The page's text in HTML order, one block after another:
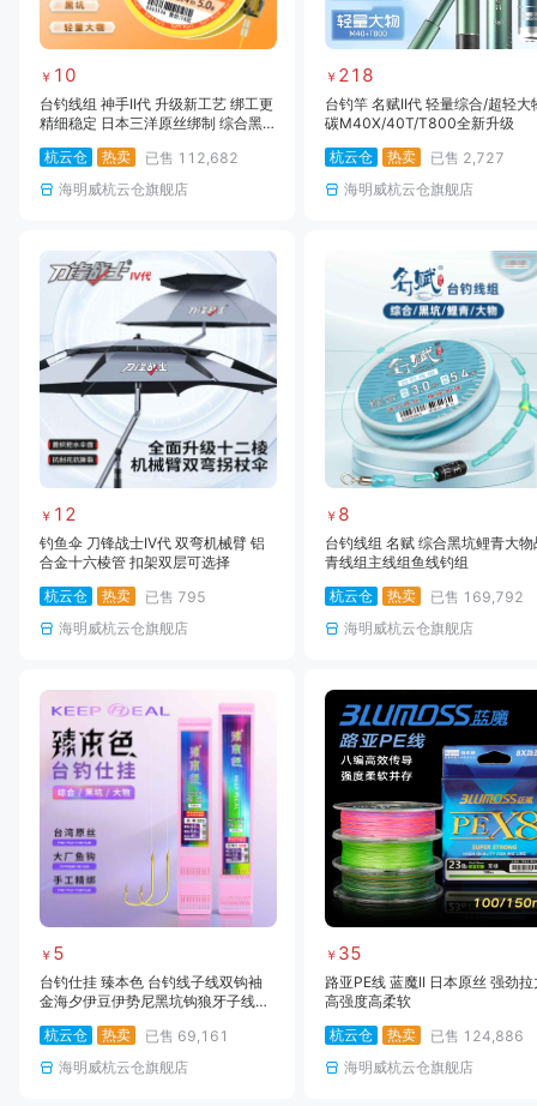
￥ 10
台钓线组 神手II代 升级新工艺 绑工更
精细稳定 日本三洋原丝绑制 综合黑
杭云仓
热卖 已售 112,682
海明威杭云仓旗舰店
￥ 218
台钓竿 名赋II代 轻量综合/超轻大
碳M40X/40T/T800全新升级
杭云仓
热卖 已售 2,727
海明威杭云仓旗舰店
￥ 12
钓鱼伞 刀锋战士IV代 双弯机械臂 铝
合金十六棱管 扣架双层可选择
杭云仓
热卖 已售 795
海明威杭云仓旗舰店
￥ 8
台钓线组 名赋 综合黑坑鲤青大物
青线组主线组鱼线钓组
杭云仓
热卖 已售 169,792
海明威杭云仓旗舰店
￥ 5
台钓仕挂 臻本色 台钓线子线双钩袖
金海夕伊豆伊势尼黑坑钩狼牙子线仕
杭云仓
热卖 已售 69,161
海明威杭云仓旗舰店
￥ 35
路亚PE线 蓝魔II 日本原丝 强劲拉
高强度高柔软
杭云仓
热卖 已售 124,886
海明威杭云仓旗舰店